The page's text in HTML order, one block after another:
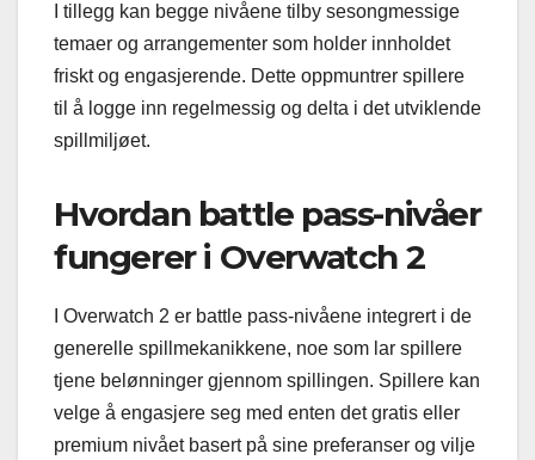
I tillegg kan begge nivåene tilby sesongmessige
temaer og arrangementer som holder innholdet
friskt og engasjerende. Dette oppmuntrer spillere
til å logge inn regelmessig og delta i det utviklende
spillmiljøet.
Hvordan battle pass-nivåer
fungerer i Overwatch 2
I Overwatch 2 er battle pass-nivåene integrert i de
generelle spillmekanikkene, noe som lar spillere
tjene belønninger gjennom spillingen. Spillere kan
velge å engasjere seg med enten det gratis eller
premium nivået basert på sine preferanser og vilje